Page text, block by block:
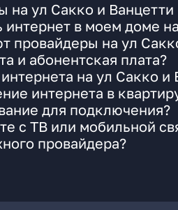
ул Сакко и Ванцетти
в моем доме
провайдеры на ул
и абонентская плата?
на ул Сакко и
интернета в
для подключения?
с ТВ или мобильной
провайдера?